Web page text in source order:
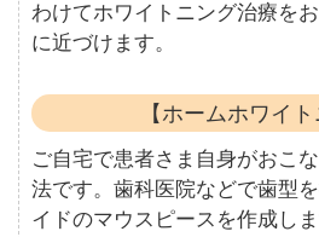
わけてホワイトニング治療を
に近づけます。
【ホームホワイト
ご自宅で患者さま自身がおこ
法です。歯科医院などで歯型
イドのマウスピースを作成し